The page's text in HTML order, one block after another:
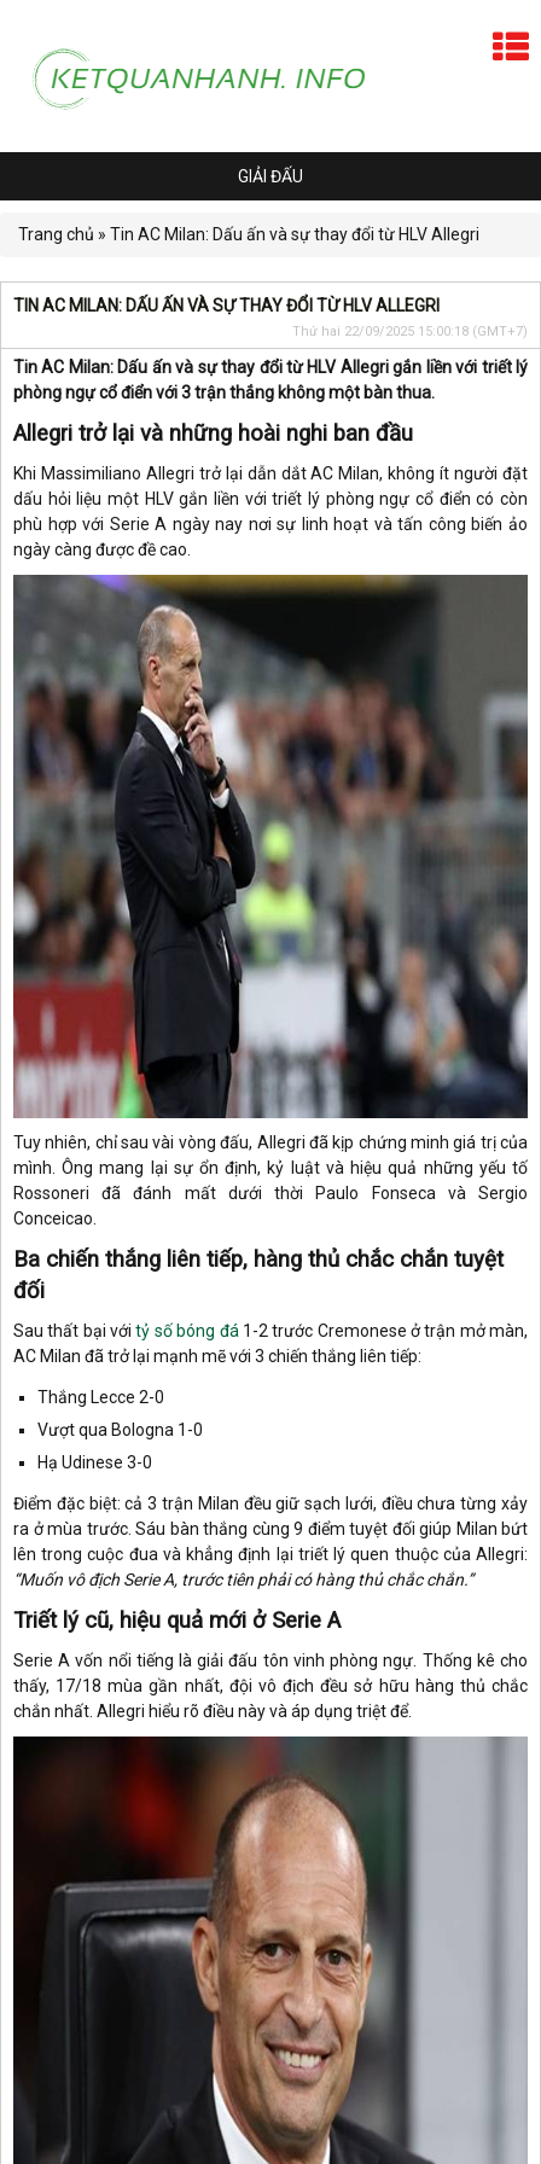
GIẢI ĐẤU
Trang chủ » Tin AC Milan: Dấu ấn và sự thay đổi từ HLV Allegri
TIN AC MILAN: DẤU ẤN VÀ SỰ THAY ĐỔI TỪ HLV ALLEGRI
Thứ hai 22/09/2025 15:00:18 (GMT+7)
Tin AC Milan: Dấu ấn và sự thay đổi từ HLV Allegri gắn liền với triết lý
phòng ngự cổ điển với 3 trận thắng không một bàn thua.
Allegri trở lại và những hoài nghi ban đầu
Khi Massimiliano Allegri trở lại dẫn dắt AC Milan, không ít người đặt
dấu hỏi liệu một HLV gắn liền với triết lý phòng ngự cổ điển có còn
phù hợp với Serie A ngày nay nơi sự linh hoạt và tấn công biến ảo
ngày càng được đề cao.
Tuy nhiên, chỉ sau vài vòng đấu, Allegri đã kịp chứng minh giá trị của
mình. Ông mang lại sự ổn định, kỷ luật và hiệu quả những yếu tố
Rossoneri đã đánh mất dưới thời Paulo Fonseca và Sergio
Conceicao.
Ba chiến thắng liên tiếp, hàng thủ chắc chắn tuyệt
đối
Sau thất bại vớitỷ số bóng đá 1-2 trước Cremonese ở trận mở màn,
AC Milan đã trở lại mạnh mẽ với 3 chiến thắng liên tiếp:
Thắng Lecce 2-0
Vượt qua Bologna 1-0
Hạ Udinese 3-0
Điểm đặc biệt: cả 3 trận Milan đều giữ sạch lưới, điều chưa từng xảy
ra ở mùa trước. Sáu bàn thắng cùng 9 điểm tuyệt đối giúp Milan bứt
lên trong cuộc đua và khẳng định lại triết lý quen thuộc của Allegri:
“Muốn vô địch Serie A, trước tiên phải có hàng thủ chắc chắn.”
Triết lý cũ, hiệu quả mới ở Serie A
Serie A vốn nổi tiếng là giải đấu tôn vinh phòng ngự. Thống kê cho
thấy, 17/18 mùa gần nhất, đội vô địch đều sở hữu hàng thủ chắc
chắn nhất. Allegri hiểu rõ điều này và áp dụng triệt để.